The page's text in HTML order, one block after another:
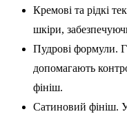
Кремові та рідкі
шкіри,
Пудрові формули.
допомагають
фініш.
Сатиновий фініш.